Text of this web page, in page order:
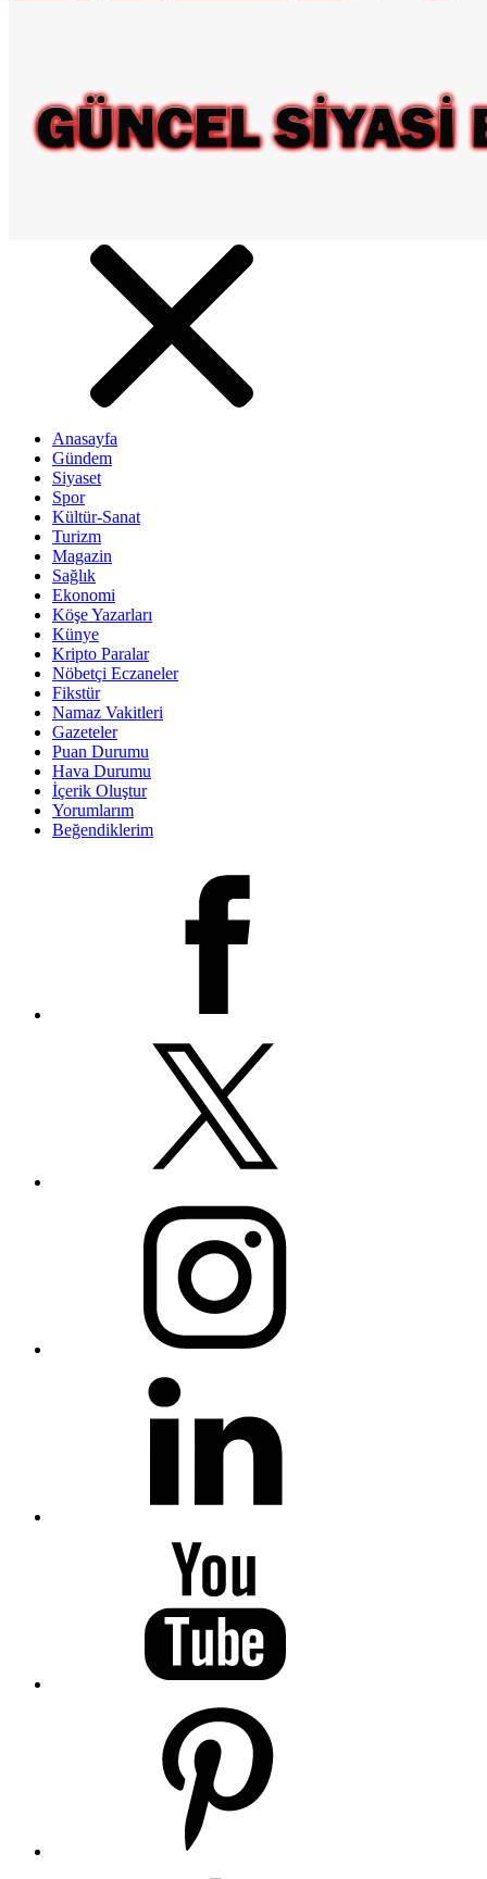
Anasayfa
Gündem
Siyaset
Spor
Kültür-Sanat
Turizm
Magazin
Sağlık
Ekonomi
Köşe Yazarları
Künye
Kripto Paralar
Nöbetçi Eczaneler
Fikstür
Namaz Vakitleri
Gazeteler
Puan Durumu
Hava Durumu
İçerik Oluştur
Yorumlarım
Beğendiklerim